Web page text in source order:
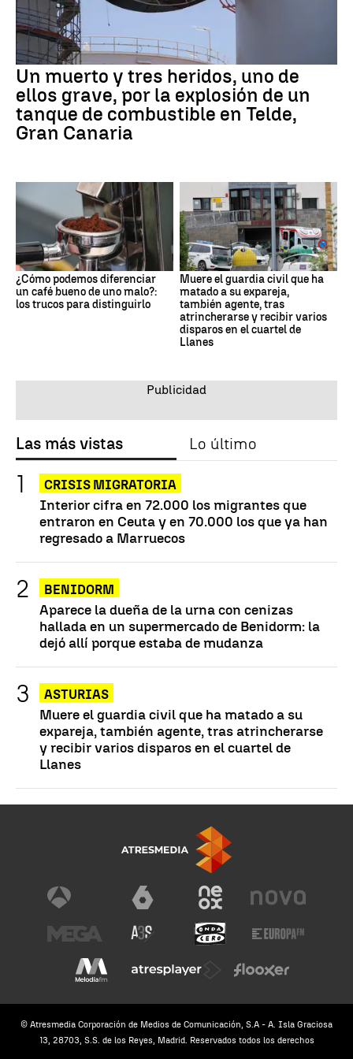
Un muerto y tres heridos, uno de
ellos grave, por la explosión de un
tanque de combustible en Telde,
Gran Canaria
¿Cómo podemos diferenciar
un café bueno de uno malo?:
los trucos para distinguirlo
Muere el guardia civil que ha
matado a su expareja,
también agente, tras
atrincherarse y recibir varios
disparos en el cuartel de
Llanes
Las más vistas Lo último
CRISIS MIGRATORIA
Interior cifra en 72.000 los migrantes que
entraron en Ceuta y en 70.000 los que ya han
regresado a Marruecos
BENIDORM
Aparece la dueña de la urna con cenizas
hallada en un supermercado de Benidorm: la
dejó allí porque estaba de mudanza
ASTURIAS
Muere el guardia civil que ha matado a su
expareja, también agente, tras atrincherarse
y recibir varios disparos en el cuartel de
Llanes
© Atresmedia Corporación de Medios de Comunicación, S.A - A. Isla Graciosa
13, 28703, S.S. de los Reyes, Madrid. Reservados todos los derechos